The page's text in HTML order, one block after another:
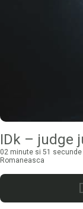
IDk – judge
02 minute si 51 secunde
Romaneasca